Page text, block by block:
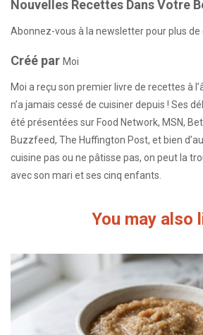
Nouvelles Recettes Dans Votre
Abonnez-vous à la newsletter pour plus de
Créé par Moi
Moi a reçu son premier livre de recettes à
n’a jamais cessé de cuisiner depuis ! Ses
été présentées sur Food Network, MSN,
Buzzfeed, The Huffington Post, et bien
cuisine pas ou ne pâtisse pas, on peut la
avec son mari et ses cinq enfants.
You may also